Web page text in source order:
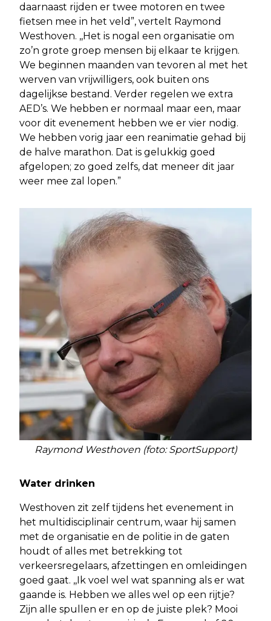
daarnaast rijden er twee motoren en twee
fietsen mee in het veld”, vertelt Raymond
Westhoven. ,,Het is nogal een organisatie om
zo’n grote groep mensen bij elkaar te krijgen.
We beginnen maanden van tevoren al met het
werven van vrijwilligers, ook buiten ons
dagelijkse bestand. Verder regelen we extra
AED’s. We hebben er normaal maar een, maar
voor dit evenement hebben we er vier nodig.
We hebben vorig jaar een reanimatie gehad bij
de halve marathon. Dat is gelukkig goed
afgelopen; zo goed zelfs, dat meneer dit jaar
weer mee zal lopen.”
Raymond Westhoven (foto: SportSupport)
Water drinken
Westhoven zit zelf tijdens het evenement in
het multidisciplinair centrum, waar hij samen
met de organisatie en de politie in de gaten
houdt of alles met betrekking tot
verkeersregelaars, afzettingen en omleidingen
goed gaat. ,,Ik voel wel wat spanning als er wat
gaande is. Hebben we alles wel op een rijtje?
Zijn alle spullen er en op de juiste plek? Mooi